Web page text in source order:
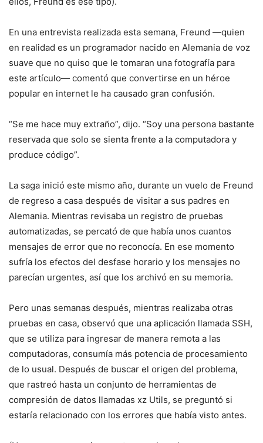
En una entrevista realizada esta semana, Freund —quien
en realidad es un programador nacido en Alemania de voz
suave que no quiso que le tomaran una fotografía para
este artículo— comentó que convertirse en un héroe
popular en internet le ha causado gran confusión.
“Se me hace muy extraño”, dijo. “Soy una persona bastante
reservada que solo se sienta frente a la computadora y
produce código”.
La saga inició este mismo año, durante un vuelo de Freund
de regreso a casa después de visitar a sus padres en
Alemania. Mientras revisaba un registro de pruebas
automatizadas, se percató de que había unos cuantos
mensajes de error que no reconocía. En ese momento
sufría los efectos del desfase horario y los mensajes no
parecían urgentes, así que los archivó en su memoria.
Pero unas semanas después, mientras realizaba otras
pruebas en casa, observó que una aplicación llamada SSH,
que se utiliza para ingresar de manera remota a las
computadoras, consumía más potencia de procesamiento
de lo usual. Después de buscar el origen del problema,
que rastreó hasta un conjunto de herramientas de
compresión de datos llamadas xz Utils, se preguntó si
estaría relacionado con los errores que había visto antes.